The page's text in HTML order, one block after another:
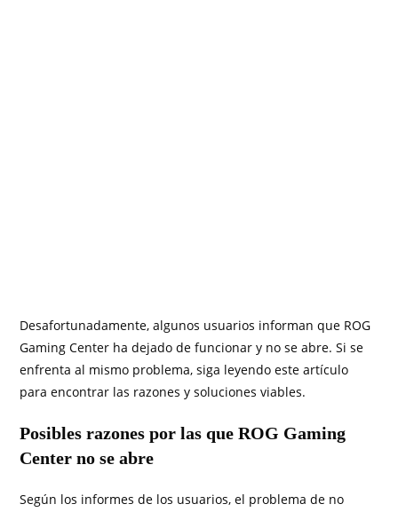
Desafortunadamente, algunos usuarios informan que ROG
Gaming Center ha dejado de funcionar y no se abre. Si se
enfrenta al mismo problema, siga leyendo este artículo
para encontrar las razones y soluciones viables.
Posibles razones por las que ROG Gaming
Center no se abre
Según los informes de los usuarios, el problema de no